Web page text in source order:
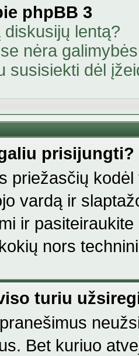
phpBB 3
lentą?
nėra
susisiekti dėl
prisijungti?
priežasčių
vardą ir
ir
nors
turiu
Bet kuriuo